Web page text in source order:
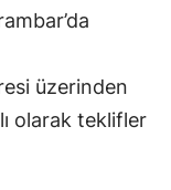
üzerinden
olarak teklifler